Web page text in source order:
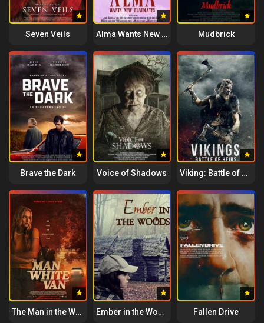
Seven Veils Alma Wants New Playmates Mudbrick
Brave the Dark Voice of Shadows Viking: Battle of Heirs
The Man in the White Van Ember in the Woods Fallen Drive